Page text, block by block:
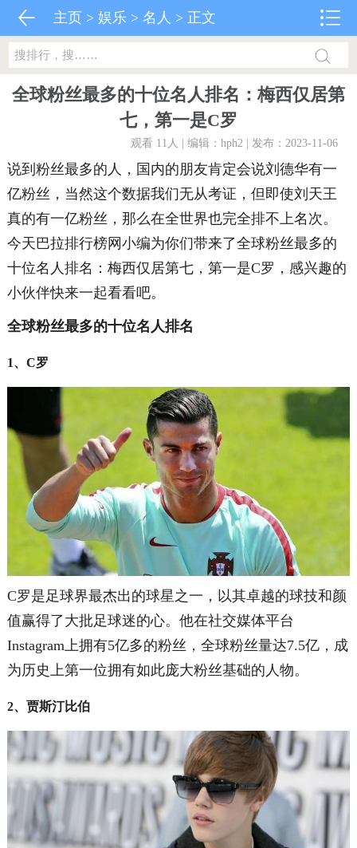
主页 >娱乐 >名人 > 正文
全球粉丝最多的十位名人排名：梅西仅居第
七，第一是C罗
观看 11 人 | 编辑：hph2 | 发布：2023-11-06
说到粉丝最多的人，国内的朋友肯定会说刘德华有一
亿粉丝，当然这个数据我们无从考证，但即使刘天王
真的有一亿粉丝，那么在全世界也完全排不上名次。
今天巴拉排行榜网小编为你们带来了全球粉丝最多的
十位名人排名：梅西仅居第七，第一是C罗，感兴趣的
小伙伴快来一起看看吧。
全球粉丝最多的十位名人排名
1、C罗
C罗是足球界最杰出的球星之一，以其卓越的球技和颜
值赢得了大批足球迷的心。他在社交媒体平台
Instagram上拥有5亿多的粉丝，全球粉丝量达7.5亿，成
为历史上第一位拥有如此庞大粉丝基础的人物。
2、贾斯汀比伯